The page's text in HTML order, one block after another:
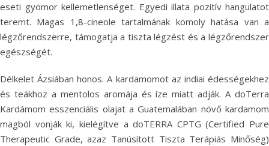
eseti gyomor kellemetlenséget. Egyedi illata pozitív hangulatot
teremt. Magas 1,8-cineole tartalmának komoly hatása van a
légzőrendszerre, támogatja a tiszta légzést és a légzőrendszer
egészségét.
Délkelet Ázsiában honos. A kardamomot az indiai édességekhez
és teákhoz a mentolos aromája és íze miatt adják. A doTerra
Kardámom esszenciális olajat a Guatemalában növő kardamom
magból vonják ki, kielégítve a doTERRA CPTG (Certified Pure
Therapeutic Grade, azaz Tanúsított Tiszta Terápiás Minőség)